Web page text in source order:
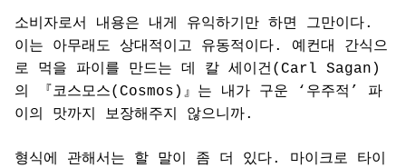
소비자로서 내용은 내게 유익하기만 하면 그만이다.
이는 아무래도 상대적이고 유동적이다. 예컨대 간식으
로 먹을 파이를 만드는 데 칼 세이건(Carl Sagan)
의 『코스모스(Cosmos)』는 내가 구운 ‘우주적’ 파
이의 맛까지 보장해주지 않으니까.
형식에 관해서는 할 말이 좀 더 있다. 마이크로 타이